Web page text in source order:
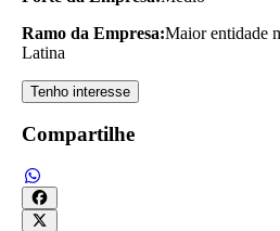
Ramo da Empresa:Maior entidade
Latina
Tenho interesse
Compartilhe